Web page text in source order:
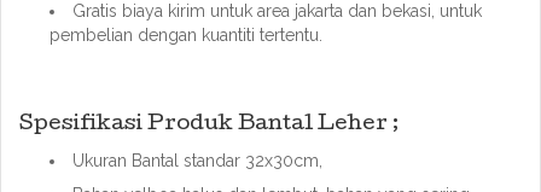
Gratis biaya kirim untuk area jakarta dan bekasi, untuk
pembelian dengan kuantiti tertentu.
Spesifikasi Produk Bantal Leher ;
Ukuran Bantal standar 32x30cm,